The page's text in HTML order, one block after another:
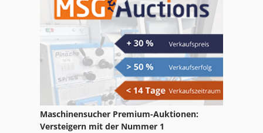
L Z Drehmaschine
Leit Und Zugspindeldrehmaschine
Meh 5 2 1 8 B
Nc Drehmaschine
Maschinensucher Premium-Auktionen:
Versteigern mit der Nummer 1